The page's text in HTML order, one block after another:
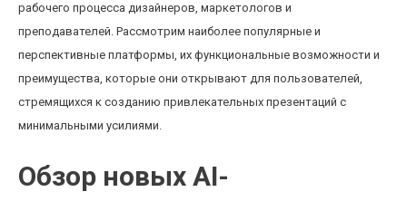
рабочего процесса дизайнеров, маркетологов и
преподавателей. Рассмотрим наиболее популярные и
перспективные платформы, их функциональные возможности и
преимущества, которые они открывают для пользователей,
стремящихся к созданию привлекательных презентаций с
минимальными усилиями.
Обзор новых AI-